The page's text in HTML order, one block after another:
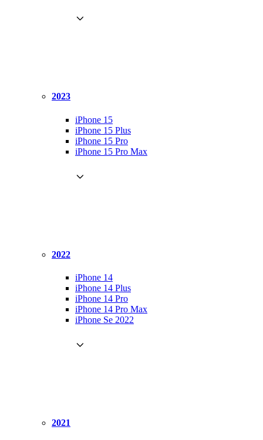
2023
iPhone 15
iPhone 15 Plus
iPhone 15 Pro
iPhone 15 Pro Max
2022
iPhone 14
iPhone 14 Plus
iPhone 14 Pro
iPhone 14 Pro Max
iPhone Se 2022
2021